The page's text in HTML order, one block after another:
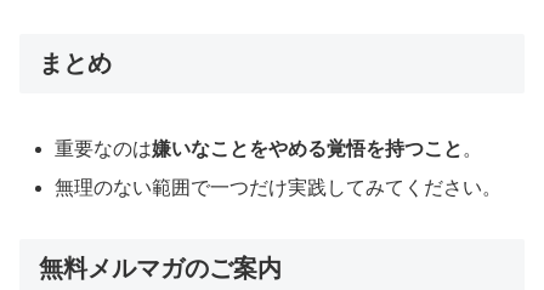
まとめ
重要なのは嫌いなことをやめる覚悟を持つこと 。
無理のない範囲で一つだけ実践してみてください。
無料メルマガのご案内